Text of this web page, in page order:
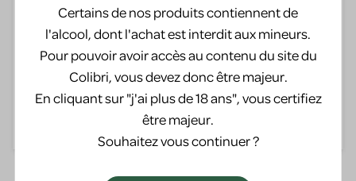
Cremant blanc de blanc extra brut
Domaine Stoeffler
14,90 €
Pièce
Certains de nos produits contiennent de
l'alcool, dont l'achat est interdit aux mineurs.
Pour pouvoir avoir accès au contenu du site du
Colibri, vous devez donc être majeur.
En cliquant sur "j'ai plus de 18 ans", vous certifiez
être majeur.
Souhaitez vous continuer ?